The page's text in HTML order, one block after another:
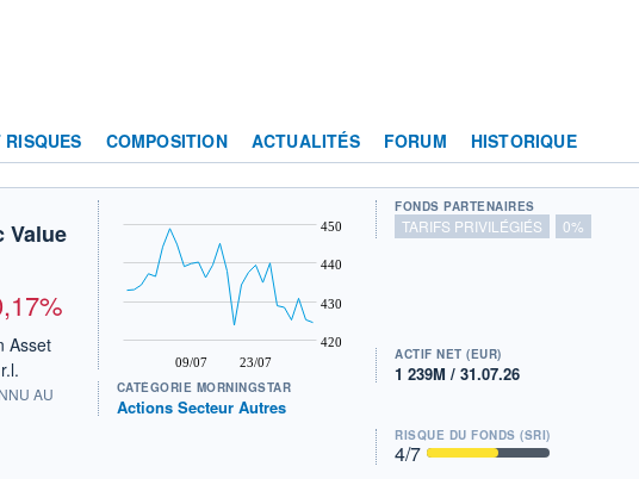
COMPOSITION ACTUALITÉS FORUM HISTORIQUE
Value
Asset
AU
09/07 23/07
420
430
440
450
CATÉGORIE MORNINGSTAR
Actions Secteur Autres
FONDS PARTENAIRES
TARIFS PRIVILÉGIÉS 0%
ACTIF NET (EUR)
1 239M / 31.07.26
RISQUE DU FONDS (SRI)
4/7